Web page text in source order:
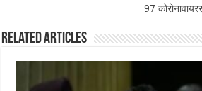
97
Related Articles